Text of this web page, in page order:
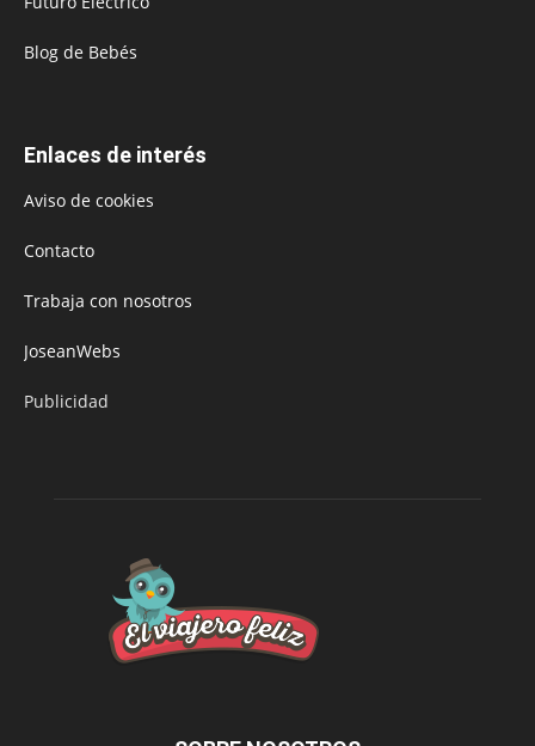
Blog de Bebés
Enlaces de interés
Aviso de cookies
Contacto
Trabaja con nosotros
JoseanWebs
Publicidad